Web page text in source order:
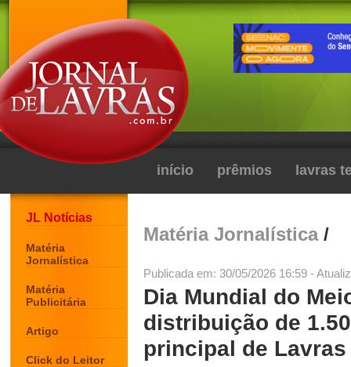
início prêmios lavras
JL Notícias
Matéria
Jornalística
Matéria
Publicitária
Artigo
Click do Leitor
Matéria Jornalística/
Publicada em: 30/05/2026 16:59 -
Dia Mundial do
distribuição de
principal de Lavras